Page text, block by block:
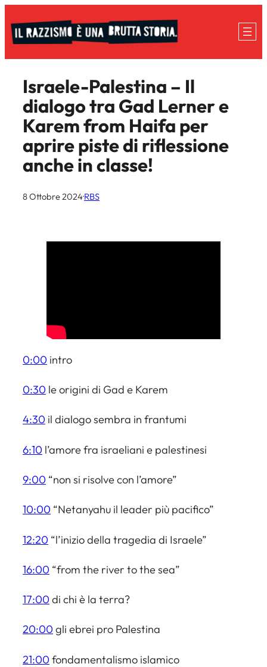
al
Israele-Palestina – Il
dialogo tra Gad Lerner e
Karem from Haifa per
aprire piste di riflessione
anche in classe!
8 Ottobre 2024·RBS
0:00 intro
0:30 le origini di Gad e Karem
4:30 il dialogo sembra in frantumi
6:10 l’amore fra israeliani e palestinesi
9:00 “non si risolve con l’amore”
10:00 “Netanyahu il leader più pacifico”
12:20 “l’inizio della tragedia di Israele”
16:00 “from the river to the sea”
17:00 di chi è la terra?
20:00 gli ebrei pro Palestina
21:00 fondamentalismo islamico